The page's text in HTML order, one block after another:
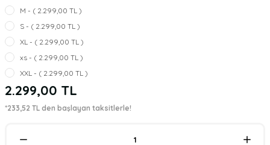
M - ( 2.299,00 TL )
S - ( 2.299,00 TL )
XL - ( 2.299,00 TL )
xs - ( 2.299,00 TL )
XXL - ( 2.299,00 TL )
2.299,00 TL
*233,52 TL den başlayan taksitlerle!